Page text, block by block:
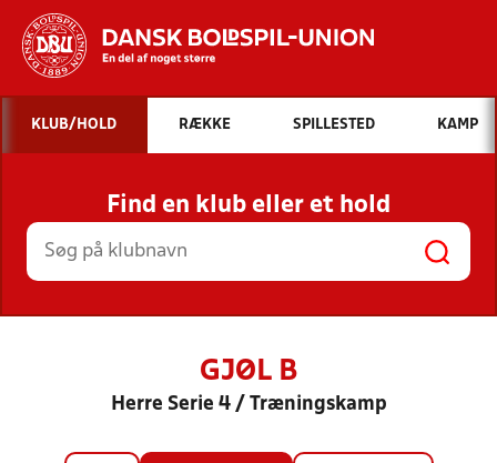
Hvad vil du søge efter?
INDHOLD OG NYHEDER
STILLINGER, RESULTATER, KLUBBER OG
HOLD
KLUB/HOLD RÆKKE SPILLESTED KAMP
Find en klub eller et hold
GJØL B
Herre Serie 4 / Træningskamp